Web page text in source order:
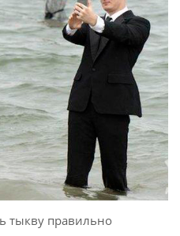
тыкву правильно